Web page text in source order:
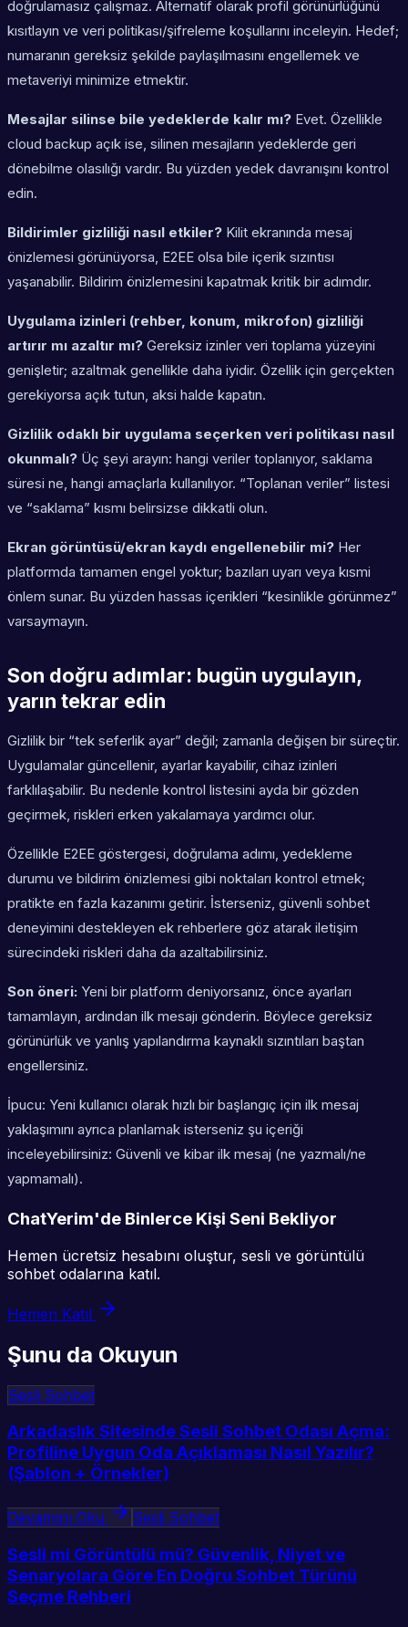
doğrulamasız çalışmaz. Alternatif olarak profil görünürlüğünü
kısıtlayın ve veri politikası/şifreleme koşullarını inceleyin. Hedef;
numaranın gereksiz şekilde paylaşılmasını engellemek ve
metaveriyi minimize etmektir.
Mesajlar silinse bile yedeklerde kalır mı? Evet. Özellikle
cloud backup açık ise, silinen mesajların yedeklerde geri
dönebilme olasılığı vardır. Bu yüzden yedek davranışını kontrol
edin.
Bildirimler gizliliği nasıl etkiler? Kilit ekranında mesaj
önizlemesi görünüyorsa, E2EE olsa bile içerik sızıntısı
yaşanabilir. Bildirim önizlemesini kapatmak kritik bir adımdır.
Uygulama izinleri (rehber, konum, mikrofon) gizliliği
artırır mı azaltır mı? Gereksiz izinler veri toplama yüzeyini
genişletir; azaltmak genellikle daha iyidir. Özellik için gerçekten
gerekiyorsa açık tutun, aksi halde kapatın.
Gizlilik odaklı bir uygulama seçerken veri politikası nasıl
okunmalı? Üç şeyi arayın: hangi veriler toplanıyor, saklama
süresi ne, hangi amaçlarla kullanılıyor. “Toplanan veriler” listesi
ve “saklama” kısmı belirsizse dikkatli olun.
Ekran görüntüsü/ekran kaydı engellenebilir mi? Her
platformda tamamen engel yoktur; bazıları uyarı veya kısmi
önlem sunar. Bu yüzden hassas içerikleri “kesinlikle görünmez”
varsaymayın.
Son doğru adımlar: bugün uygulayın,
yarın tekrar edin
Gizlilik bir “tek seferlik ayar” değil; zamanla değişen bir süreçtir.
Uygulamalar güncellenir, ayarlar kayabilir, cihaz izinleri
farklılaşabilir. Bu nedenle kontrol listesini ayda bir gözden
geçirmek, riskleri erken yakalamaya yardımcı olur.
Özellikle E2EE göstergesi, doğrulama adımı, yedekleme
durumu ve bildirim önizlemesi gibi noktaları kontrol etmek;
pratikte en fazla kazanımı getirir. İsterseniz, güvenli sohbet
deneyimini destekleyen ek rehberlere göz atarak iletişim
sürecindeki riskleri daha da azaltabilirsiniz.
Son öneri: Yeni bir platform deniyorsanız, önce ayarları
tamamlayın, ardından ilk mesajı gönderin. Böylece gereksiz
görünürlük ve yanlış yapılandırma kaynaklı sızıntıları baştan
engellersiniz.
İpucu: Yeni kullanıcı olarak hızlı bir başlangıç için ilk mesaj
yaklaşımını ayrıca planlamak isterseniz şu içeriği
inceleyebilirsiniz: Güvenli ve kibar ilk mesaj (ne yazmalı/ne
yapmamalı).
ChatYerim'de Binlerce Kişi Seni Bekliyor
Hemen ücretsiz hesabını oluştur, sesli ve görüntülü
sohbet odalarına katıl.
Hemen Katıl
Şunu da Okuyun
Sesli Sohbet
Arkadaşlık Sitesinde Sesli Sohbet Odası Açma:
Profiline Uygun Oda Açıklaması Nasıl Yazılır?
(Şablon + Örnekler)
Devamını Oku Sesli Sohbet
Sesli mi Görüntülü mü? Güvenlik, Niyet ve
Senaryolara Göre En Doğru Sohbet Türünü
Seçme Rehberi